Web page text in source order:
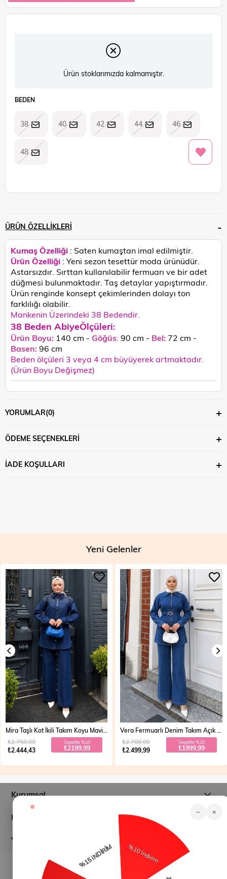
Ürün stoklarımızda kalmamıştır.
BEDEN
38 40 42 44 46
48
ÜRÜN ÖZELLIKLERI
Kumaş Özelliği : Saten kumaştan imal edilmiştir.
Ürün Özelliği : Yeni sezon tesettür moda ürünüdür.
Astarsızdır. Sırttan kullanılabilir fermuarı ve bir adet
düğmesi bulunmaktadır. Taş detaylar yapıştırmadır.
Ürün renginde konsept çekimlerinden dolayı ton
farklılığı olabilir.
Mankenin Üzerindeki 38 Bedendir.
38 Beden AbiyeÖlçüleri:
Ürün Boyu: 140 cm - Göğüs: 90 cm - Bel: 72 cm -
Basen:96 cm
Beden ölçüleri 3 veya 4 cm büyüyerek artmaktadır.
(Ürün Boyu Değişmez)
YORUMLAR(0)
ÖDEME SEÇENEKLERI
İADE KOŞULLARI
Yeni Gelenler
Mira Taşlı Kot İkili Takım Koyu Mavi 19286
₺2.444,43
₺2.750,00 Sepette %10
₺2199,99 ₺2.499,99
₺2.700,00 Sepette %20
₺1999,99
Kurumsal
Müşteri İlişkileri
Yardım
− ×